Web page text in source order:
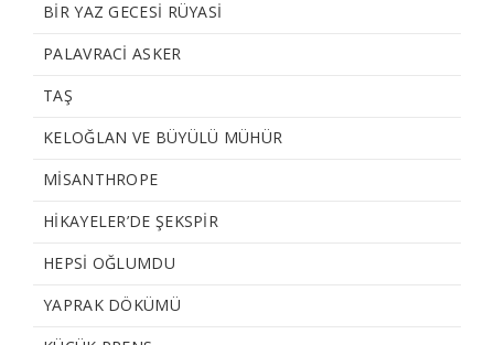
BIR YAZ GECESI RÜYASI
PALAVRACI ASKER
TAŞ
KELOĞLAN VE BÜYÜLÜ MÜHÜR
MISANTHROPE
HIKAYELER’DE ŞEKSPIR
HEPSI OĞLUMDU
YAPRAK DÖKÜMÜ